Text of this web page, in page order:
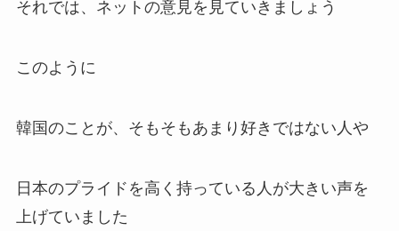
それでは、ネットの意見を見ていきましょう
このように
韓国のことが、そもそもあまり好きではない人や
日本のプライドを高く持っている人が大きい声を
上げていました